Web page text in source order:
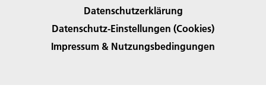
Datenschutzerklärung
Datenschutz-Einstellungen (Cookies)
Impressum & Nutzungsbedingungen